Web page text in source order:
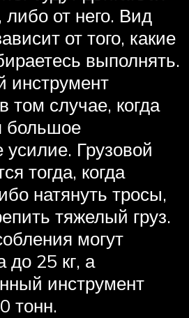
либо от него. Вид
от того, какие
выполнять.
инструмент
том случае, когда
большое
Грузовой
тогда, когда
натянуть тросы,
тяжелый груз.
могут
до 25 кг, а
инструмент
тонн.